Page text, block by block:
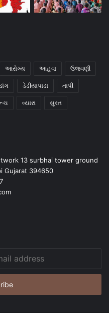
આરોગ્ય આહવા ઉજવણી
ડેડીયાપાડા તાપી
વ્યારા સુરત
13 surbhai tower ground
Gujarat 394650